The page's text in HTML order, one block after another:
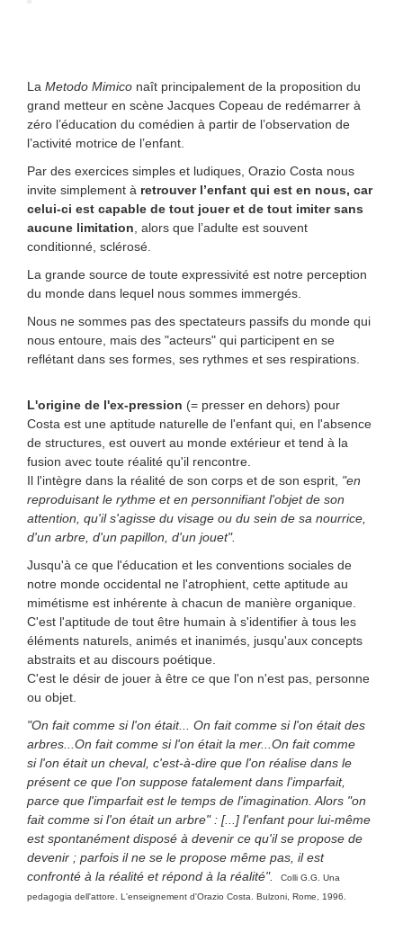
La Metodo Mimico naît principalement de la proposition du
grand metteur en scène Jacques Copeau de redémarrer à
zéro l’éducation du comédien à partir de l’observation de
l’activité motrice de l’enfant.
Par des exercices simples et ludiques, Orazio Costa nous
invite simplement à retrouver l’enfant qui est en nous, car
celui-ci est capable de tout jouer et de tout imiter sans
aucune limitation, alors que l’adulte est souvent
conditionné, sclérosé.
La grande source de toute expressivité est notre perception
du monde dans lequel nous sommes immergés.
Nous ne sommes pas des spectateurs passifs du monde qui
nous entoure, mais des "acteurs" qui participent en se
reflétant dans ses formes, ses rythmes et ses respirations.
L'origine de l'ex-pression (= presser en dehors) pour
Costa est une aptitude naturelle de l'enfant qui, en l'absence
de structures, est ouvert au monde extérieur et tend à la
fusion avec toute réalité qu'il rencontre.
Il l'intègre dans la réalité de son corps et de son esprit, "en
reproduisant le rythme et en personnifiant l'objet de son
attention, qu'il s'agisse du visage ou du sein de sa nourrice,
d'un arbre, d'un papillon, d'un jouet".
Jusqu'à ce que l'éducation et les conventions sociales de
notre monde occidental ne l'atrophient, cette aptitude au
mimétisme est inhérente à chacun de manière organique.
C'est l'aptitude de tout être humain à s'identifier à tous les
éléments naturels, animés et inanimés, jusqu'aux concepts
abstraits et au discours poétique.
C'est le désir de jouer à être ce que l'on n'est pas, personne
ou objet.
"On fait comme si l'on était... On fait comme si l'on était des
arbres...On fait comme si l'on était la mer...On fait comme
si l'on était un cheval, c'est-à-dire que l'on réalise dans le
présent ce que l'on suppose fatalement dans l'imparfait,
parce que l'imparfait est le temps de l'imagination. Alors "on
fait comme si l'on était un arbre" : [...] l'enfant pour lui-même
est spontanément disposé à devenir ce qu'il se propose de
devenir ; parfois il ne se le propose même pas, il est
confronté à la réalité et répond à la réalité".
Colli G.G. Una
pedagogia dell'attore. L'enseignement d'Orazio Costa. Bulzoni, Rome, 1996.